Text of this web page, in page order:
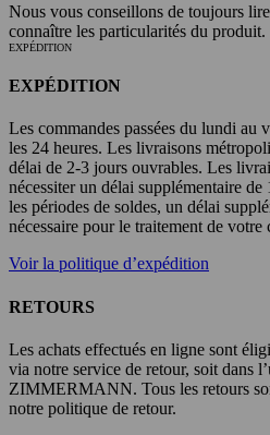
Nous vous conseillons de toujours
connaître les particularités du produit.
EXPÉDITION
EXPÉDITION
Les commandes passées du lundi au
les 24 heures. Les livraisons
délai de 2-3 jours ouvrables. Les
nécessiter un délai supplémentaire
les périodes de soldes, un délai
nécessaire pour le traitement de votre
Voir la politique d’expédition
RETOURS
Les achats effectués en ligne sont
via notre service de retour, soit dans
ZIMMERMANN. Tous les retours
notre politique de retour.